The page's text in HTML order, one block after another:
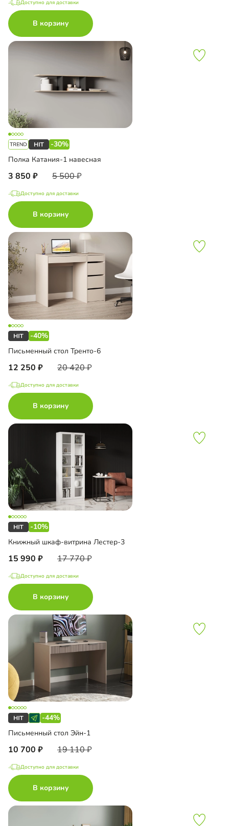
Доступно для доставки
В корзину
-30%
Полка Катания-1 навесная
3 850 5 500
Доступно для доставки
В корзину
-40%
Письменный стол Тренто-6
12 250 20 420
Доступно для доставки
В корзину
-10%
Книжный шкаф-витрина Лестер-3
15 990 17 770
Доступно для доставки
В корзину
-44%
Письменный стол Эйн-1
10 700 19 110
Доступно для доставки
В корзину